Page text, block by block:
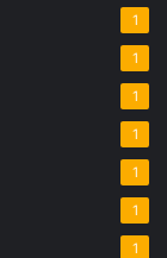
1
1
1
1
1
1
1